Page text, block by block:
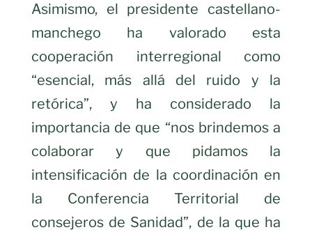
Asimismo, el presidente castellano-
manchego ha valorado esta
cooperación interregional como
“esencial, más allá del ruido y la
retórica”, y ha considerado la
importancia de que “nos brindemos a
colaborar y que pidamos la
intensificación de la coordinación en
la Conferencia Territorial de
consejeros de Sanidad”, de la que ha